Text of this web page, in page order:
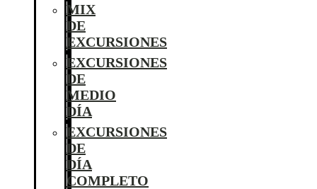
MIX
DE
EXCURSIONES
EXCURSIONES
DE
MEDIO
DÍA
EXCURSIONES
DE
DÍA
COMPLETO